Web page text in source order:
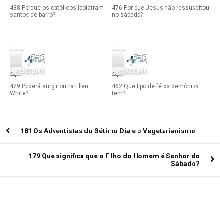
438 Porque os católicos idolatram
santos de barro?
476 Por que Jesus não ressuscitou
no sábado?
479 Poderá surgir outra Ellen
White?
462 Que tipo de fé os demônios
tem?
181 Os Adventistas do Sétimo Dia e o Vegetarianismo
179 Que significa que o Filho do Homem é Senhor do
Sábado?